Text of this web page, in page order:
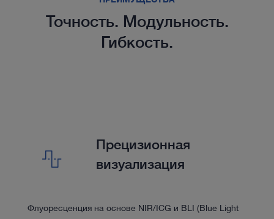
Точность. Модульность.
Гибкость.
Прецизионная
визуализация
Флуоресценция на основе NIR/ICG и BLI (Blue Light